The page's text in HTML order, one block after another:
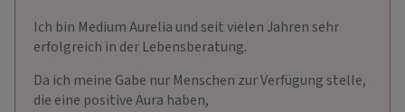
Ich bin Medium Aurelia und seit vielen Jahren sehr
erfolgreich in der Lebensberatung.
Da ich meine Gabe nur Menschen zur Verfügung stelle,
die eine positive Aura haben,